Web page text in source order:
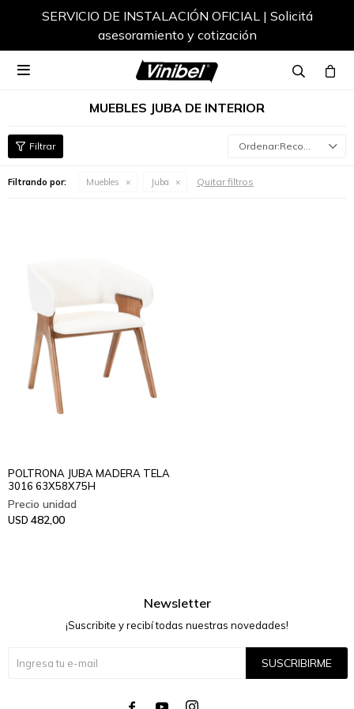
SERVICIO DE INSTALACIÓN OFICIAL | Solicitá
asesoramiento y cotización

MUEBLES JUBA DE INTERIOR
Recomendados
Filtrando por: Muebles Juba Quitar filtros
POLTRONA JUBA MADERA TELA
3016 63X58X75H
USD 482,00
Newsletter
¡Suscribite y recibí todas nuestras novedades!
SUSCRIBIRME
  